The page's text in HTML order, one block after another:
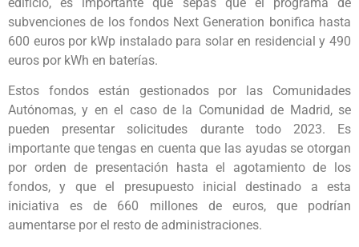
subvenciones de los fondos Next Generation bonifica hasta
600 euros por kWp instalado para solar en residencial y 490
euros por kWh en baterías.
Estos fondos están gestionados por las Comunidades
Autónomas, y en el caso de la Comunidad de Madrid, se
pueden presentar solicitudes durante todo 2023. Es
importante que tengas en cuenta que las ayudas se otorgan
por orden de presentación hasta el agotamiento de los
fondos, y que el presupuesto inicial destinado a esta
iniciativa es de 660 millones de euros, que podrían
aumentarse por el resto de administraciones.